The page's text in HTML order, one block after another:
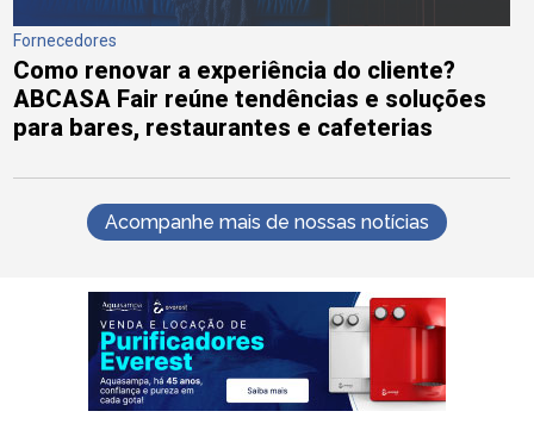
Fornecedores
Como renovar a experiência do cliente?
ABCASA Fair reúne tendências e soluções
para bares, restaurantes e cafeterias
Acompanhe mais de nossas notícias